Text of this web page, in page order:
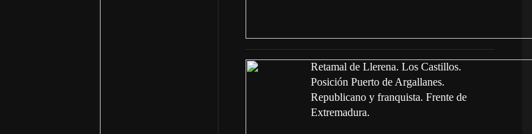
Retamal de Llerena. Los Castillos.
Posición Puerto de Argallanes.
Republicano y franquista. Frente de
Extremadura.